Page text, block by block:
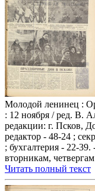
Молодой ленинец :
: 12 ноября / ред. В.
редакции: г. Псков,
редактор - 48-24 ;
; бухгалтерия - 22-
вторникам,
Читать полный текст